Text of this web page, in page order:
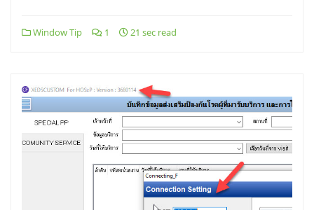
Window Tip 1 21 sec read